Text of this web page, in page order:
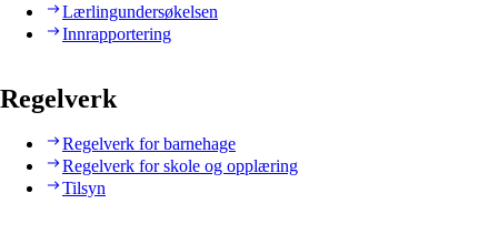
Lærlingundersøkelsen
Innrapportering
Regelverk
Regelverk for barnehage
Regelverk for skole og opplæring
Tilsyn